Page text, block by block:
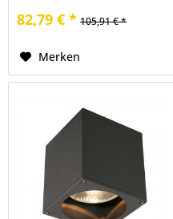
82,79 € * 105,91 € *
Merken